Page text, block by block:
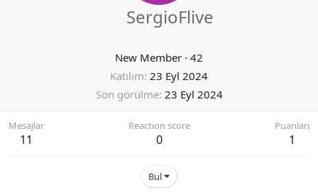
SergioFlive
New Member · 42
Katılım 23 Eyl 2024
Son görülme 23 Eyl 2024
Mesajlar
11
Reaction score
0
Puanları
1
Bul